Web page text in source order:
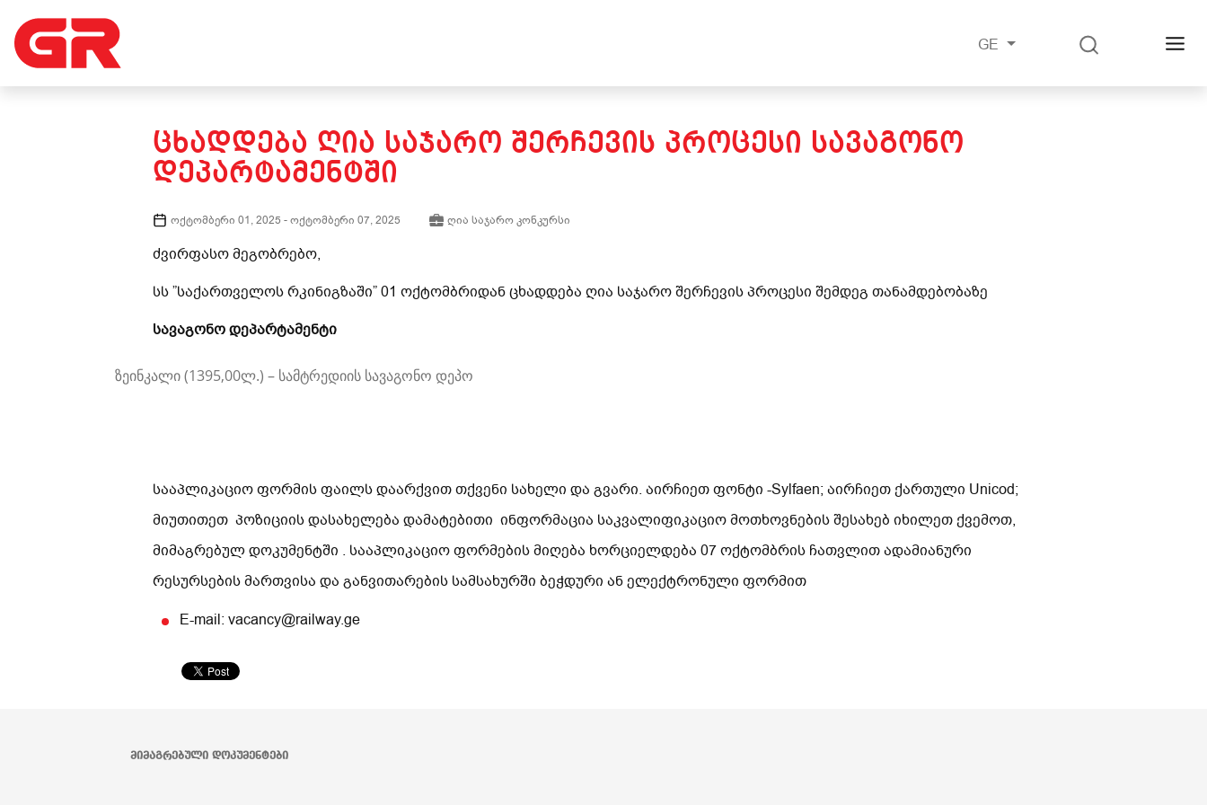
GE
ᲪᲮᲐᲓᲓᲔᲑᲐ ᲦᲘᲐ ᲡᲐᲯᲐᲠᲝ ᲨᲔᲠᲩᲔᲕᲘᲡ ᲞᲠᲝᲪᲔᲡᲘ ᲡᲐᲕᲐᲒᲝᲜᲝ
ᲓᲔᲞᲐᲠᲢᲐᲛᲔᲜᲢᲨᲘ
ოქტომბერი 01, 2025 -ოქტომბერი 07, 2025 ღია საჯარო კონკურსი
ძვირფასო მეგობრებო,
სს ”საქართველოს რკინიგზაში” 01 ოქტომბრიდან ცხადდება ღია საჯარო შერჩევის პროცესი შემდეგ თანამდებობაზე
სავაგონო დეპარტამენტი
ზეინკალი (1395,00ლ.) – სამტრედიის სავაგონო დეპო
სააპლიკაციო ფორმის ფაილს დაარქვით თქვენი სახელი და გვარი. აირჩიეთ ფონტი -Sylfaen; აირჩიეთ ქართული Unicod;
მიუთითეთ პოზიციის დასახელება დამატებითი ინფორმაცია საკვალიფიკაციო მოთხოვნების შესახებ იხილეთ ქვემოთ,
მიმაგრებულ დოკუმენტში . სააპლიკაციო ფორმების მიღება ხორციელდება 07 ოქტომბრის ჩათვლით ადამიანური
რესურსების მართვისა და განვითარების სამსახურში ბეჭდური ან ელექტრონული ფორმით
E-mail: vacancy@railway.ge
ᲛᲘᲛᲐᲒᲠᲔᲑᲣᲚᲘ ᲓᲝᲙᲣᲛᲔᲜᲢᲔᲑᲘ